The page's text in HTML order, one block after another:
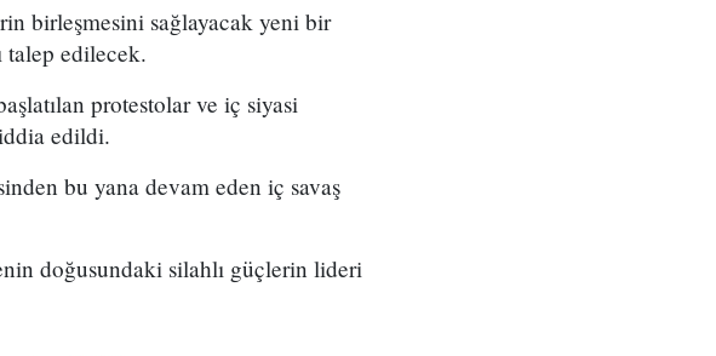
birleşmesini sağlayacak yeni bir
talep edilecek.
protestolar ve iç siyasi
edildi.
bu yana devam eden iç savaş
doğusundaki silahlı güçlerin lideri